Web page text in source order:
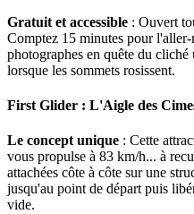
Gratuit et accessible : Ouvert
Comptez 15 minutes pour
photographes en quête du
lorsque les sommets rosissent.
First Glider : L'Aigle des
Le concept unique : Cette
vous propulse à 83 km/h... à
attachées côte à côte sur une
jusqu'au point de départ puis
vide.